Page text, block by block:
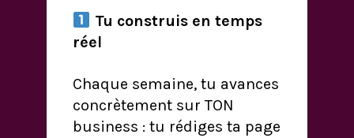
Tu construis en temps
réel
Chaque semaine, tu avances
concrètement sur TON
business : tu rédiges ta page